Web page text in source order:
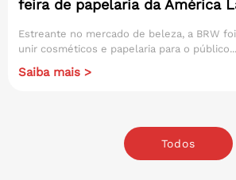
feira de papelaria da América
Estreante no mercado de beleza, a BRW
unir cosméticos e papelaria para o público...
Saiba mais >
Todos